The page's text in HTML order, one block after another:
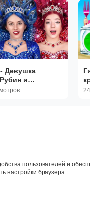
Девушка
и
Королевы
пользователей и
настройки браузера.